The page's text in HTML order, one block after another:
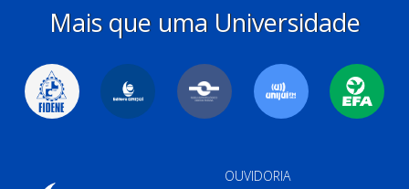
Mais que uma Universidade
OUVIDORIA